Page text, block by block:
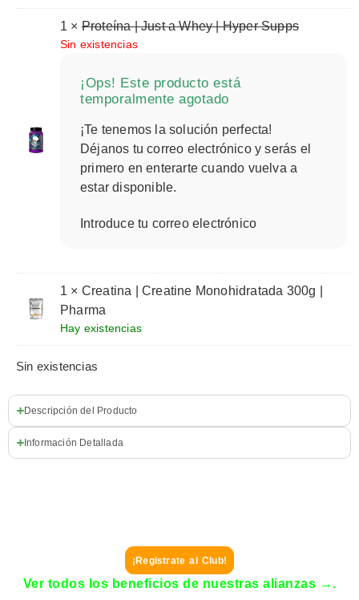
1 ×Proteína | Just a Whey | Hyper Supps
Sin existencias
¡Ops! Este producto está
temporalmente agotado
¡Te tenemos la solución perfecta!
Déjanos tu correo electrónico y serás el
primero en enterarte cuando vuelva a
estar disponible.
Introduce tu correo electrónico
1 × Creatina | Creatine Monohidratada 300g |
Pharma
Hay existencias
Sin existencias
Descripción del Producto
Información Detallada
¡Registrate al Club!
Ver todos los beneficios de nuestras alianzas →.